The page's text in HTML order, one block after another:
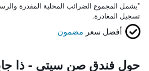
*يشمل المجموع الضرائب المحلية المقدرة
تسجيل المغادرة.
أفضل سعر مضمون
حول فندق صن سيتي - ذا